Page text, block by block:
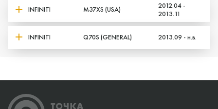
INFINITI M37XS (USA)
2012.04 -
2013.11
INFINITI Q70S (GENERAL) 2013.09 - н.в.